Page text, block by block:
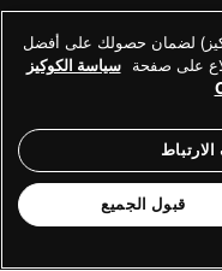
لضمان حصولك على أفضل
على صفحة سياسة الكوكيز
قبول الجميع